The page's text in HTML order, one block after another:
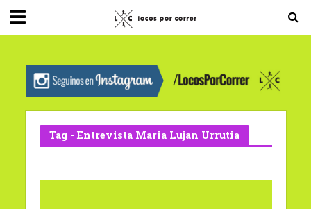
G-0X2PD3RFLV
Tag - Entrevista Maria Lujan Urrutia